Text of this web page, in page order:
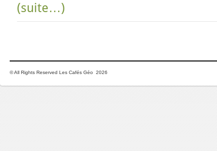
(suite…)
© All Rights Reserved Les Cafés Géo 2026